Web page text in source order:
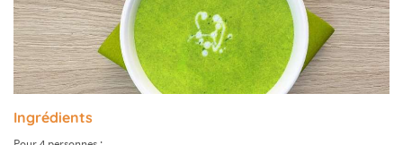
Ingrédients